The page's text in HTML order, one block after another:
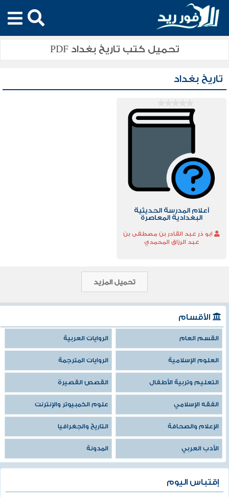
تحميل كتب تاريخ بغداد PDF
تاريخ بغداد
أعلام المدرسة الحديثية
البغدادية المعاصرة
ابو ذر عبد القادر بن مصطفى بن
عبد الرزاق المحمدي
تحميل المزيد
الأقسام
القسم العام الروايات العربية
العلوم الإسلامية الروايات المترجمة
التعليم وتربية الأطفال القصص القصيرة
الفقه الإسلامي علوم الكمبيوتر والإنترنت
الإعلام والصحافة التاريخ والجغرافيا
الأدب العربي المدونة
إقتباس اليوم